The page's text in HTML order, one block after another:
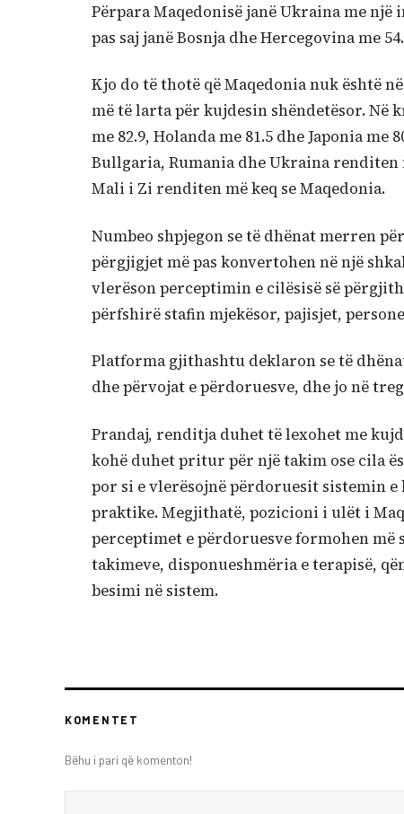
Përpara Maqedonisë janë Ukraina me një
pas saj janë Bosnja dhe Hercegovina me
Kjo do të thotë që Maqedonia nuk është
më të larta për kujdesin shëndetësor. Në
me 82.9, Holanda me 81.5 dhe Japonia
Bullgaria, Rumania dhe Ukraina renditen
Mali i Zi renditen më keq se Maqedonia.
Numbeo shpjegon se të dhënat merren
përgjigjet më pas konvertohen në një
vlerëson perceptimin e cilësisë së
përfshirë stafin mjekësor, pajisjet,
Platforma gjithashtu deklaron se të
dhe përvojat e përdoruesve, dhe jo në
Prandaj, renditja duhet të lexohet me
kohë duhet pritur për një takim ose cila
por si e vlerësojnë përdoruesit sistemin
praktike. Megjithatë, pozicioni i ulët i
perceptimet e përdoruesve formohen më
takimeve, disponueshmëria e terapisë,
besimi në sistem.
KOMENTET
Bëhu i pari që komenton!